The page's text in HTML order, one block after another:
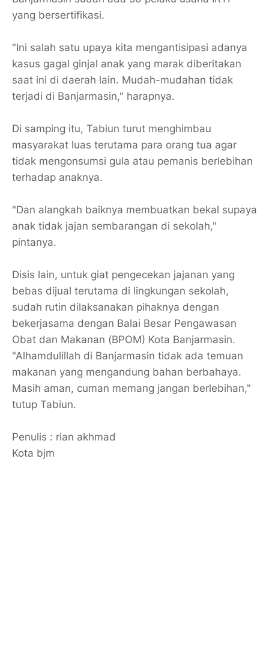
yang bersertifikasi.
"Ini salah satu upaya kita mengantisipasi adanya
kasus gagal ginjal anak yang marak diberitakan
saat ini di daerah lain. Mudah-mudahan tidak
terjadi di Banjarmasin," harapnya.
Di samping itu, Tabiun turut menghimbau
masyarakat luas terutama para orang tua agar
tidak mengonsumsi gula atau pemanis berlebihan
terhadap anaknya.
"Dan alangkah baiknya membuatkan bekal supaya
anak tidak jajan sembarangan di sekolah,"
pintanya.
Disis lain, untuk giat pengecekan jajanan yang
bebas dijual terutama di lingkungan sekolah,
sudah rutin dilaksanakan pihaknya dengan
bekerjasama dengan Balai Besar Pengawasan
Obat dan Makanan (BPOM) Kota Banjarmasin.
"Alhamdulillah di Banjarmasin tidak ada temuan
makanan yang mengandung bahan berbahaya.
Masih aman, cuman memang jangan berlebihan,"
tutup Tabiun.
Penulis : rian akhmad
Kota bjm